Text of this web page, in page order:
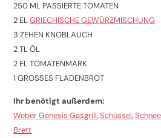
250 ML PASSIERTE TOMATEN
2 ELGRIECHISCHE GEWÜRZMISCHUNG
3 ZEHEN KNOBLAUCH
2 TL ÖL
2 EL TOMATENMARK
1 GROSSES FLADENBROT
Ihr benötigt außerdem:
Weber Genesis Gasgrill,Schüssel,
Brett